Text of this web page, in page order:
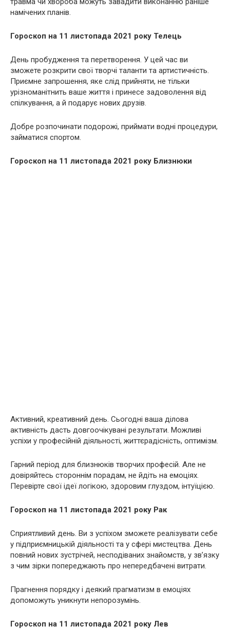
намічених планів.
Гороскоп на 11 листопада 2021 року Телець
День пробудження та перетворення. У цей час ви
зможете розкрити свої творчі таланти та артистичність.
Приємне запрошення, яке слід прийняти, не тільки
урізноманітнить ваше життя і принесе задоволення від
спілкування, а й подарує нових друзів.
Добре розпочинати подорожі, приймати водні процедури,
займатися спортом.
Гороскоп на 11 листопада 2021 року Близнюки
Активний, креативний день. Сьогодні ваша ділова
активність дасть довгоочікувані результати. Можливі
успіхи у професійній діяльності, життєрадісність, оптимізм.
Гарний період для близнюків творчих професій. Але не
довіряйтесь стороннім порадам, не йдіть на емоціях.
Перевірте свої ідеї логікою, здоровим глуздом, інтуїцією.
Гороскоп на 11 листопада 2021 року Рак
Сприятливий день. Ви з успіхом зможете реалізувати себе
у підприємницькій діяльності та у сфері мистецтва. День
повний нових зустрічей, несподіваних знайомств, у зв’язку
з чим зірки попереджають про непередбачені витрати.
Прагнення порядку і деякий прагматизм в емоціях
допоможуть уникнути непорозумінь.
Гороскоп на 11 листопада 2021 року Лев